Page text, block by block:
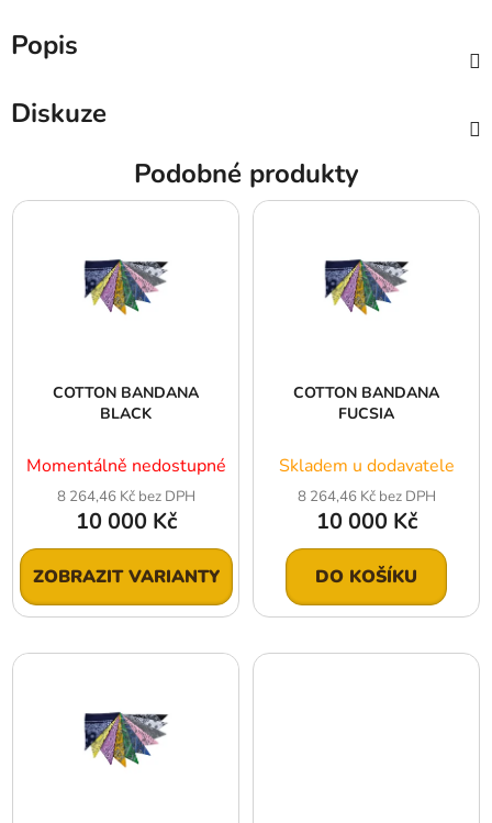
Popis
Diskuze
Podobné produkty
COTTON BANDANA
BLACK
Momentálně nedostupné
8 264,46 Kč bez DPH
10 000 Kč
ZOBRAZIT VARIANTY
COTTON BANDANA
FUCSIA
Skladem u dodavatele
8 264,46 Kč bez DPH
10 000 Kč
DO KOŠÍKU